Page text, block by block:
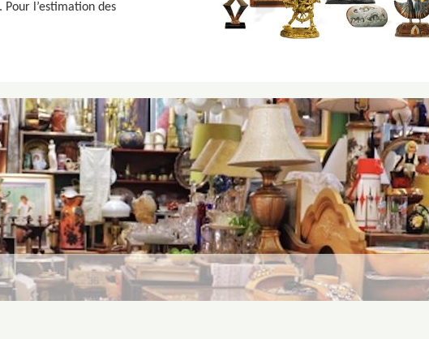
l’estimation des